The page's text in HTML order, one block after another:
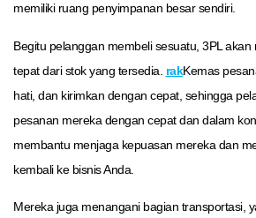
memiliki ruang penyimpanan besar sendiri.
Begitu pelanggan membeli sesuatu, 3PL
tepat dari stok yang tersedia. rakKemas
hati, dan kirimkan dengan cepat, sehingga
pesanan mereka dengan cepat dan dalam
membantu menjaga kepuasan mereka dan
kembali ke bisnis Anda.
Mereka juga menangani bagian transportasi,